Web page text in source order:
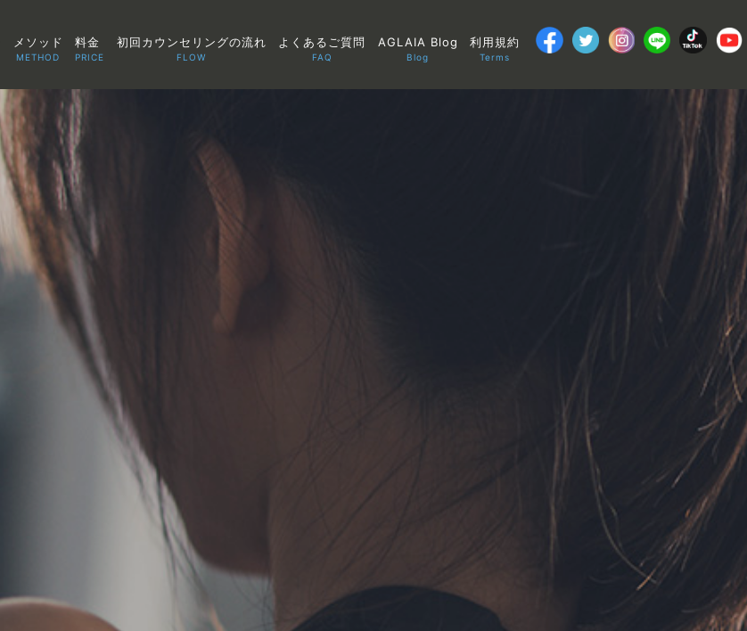
メソッド
METHOD
料金
PRICE
初回カウンセリングの流れ
FLOW
よくあるご質問
FAQ
AGLAIA Blog
Blog
利用規約
Terms
AGLAIA Blog
TERMS